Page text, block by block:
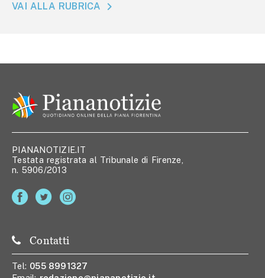
VAI ALLA RUBRICA
PIANANOTIZIE.IT
Testata registrata al Tribunale di Firenze,
n. 5906/2013
Contatti
Tel: 055 8991327